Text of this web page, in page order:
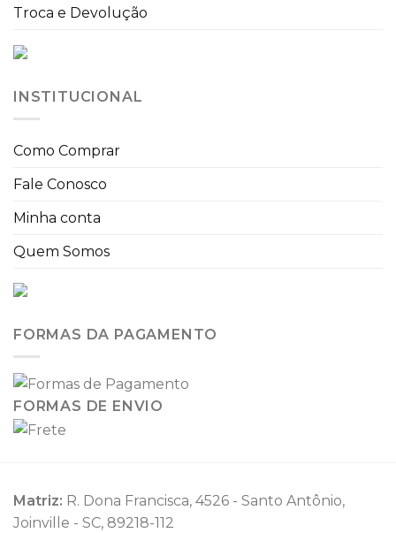
Troca e Devolução
INSTITUCIONAL
Como Comprar
Fale Conosco
Minha conta
Quem Somos
FORMAS DA PAGAMENTO
FORMAS DE ENVIO
Matriz: R. Dona Francisca, 4526 - Santo Antônio,
Joinville - SC, 89218-112